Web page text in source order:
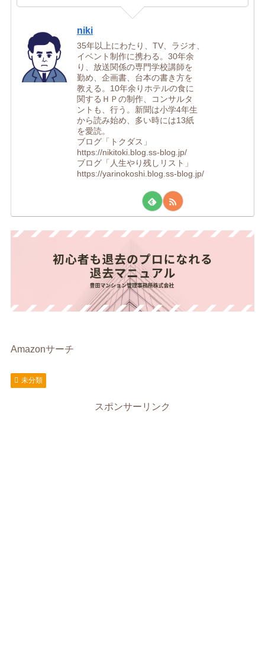
niki
35年以上にわたり、TV、ラジオ、
イベント制作に携わる。30年余
り、放送関係の専門学校講師を
勤め、企画書、台本の書き方を
教える。10年余りホテルの食に
関するＨＰの制作、コンサルタ
ントも、行う。新聞は小学4年生
から読み始め、多い時には13紙
を愛読。
ブログ「トクダス」
https://nikitoki.blog.ss-blog.jp/
ブログ「人生やり残しリスト」
https://yarinokoshi.blog.ss-blog.jp/
Amazonサーチ
未分類
スポンサーリンク